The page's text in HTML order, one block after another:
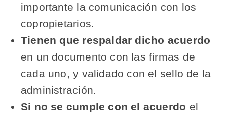
importante la comunicación con los
copropietarios.
Tienen que respaldar dicho acuerdo
en un documento con las firmas de
cada uno, y validado con el sello de la
administración.
Si no se cumple con el acuerdo el